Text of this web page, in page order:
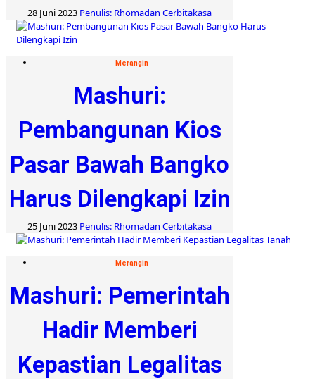
28 Juni 2023 Penulis: Rhomadan Cerbitakasa
Merangin
Mashuri:
Pembangunan Kios
Pasar Bawah Bangko
Harus Dilengkapi Izin
25 Juni 2023 Penulis: Rhomadan Cerbitakasa
Merangin
Mashuri: Pemerintah
Hadir Memberi
Kepastian Legalitas